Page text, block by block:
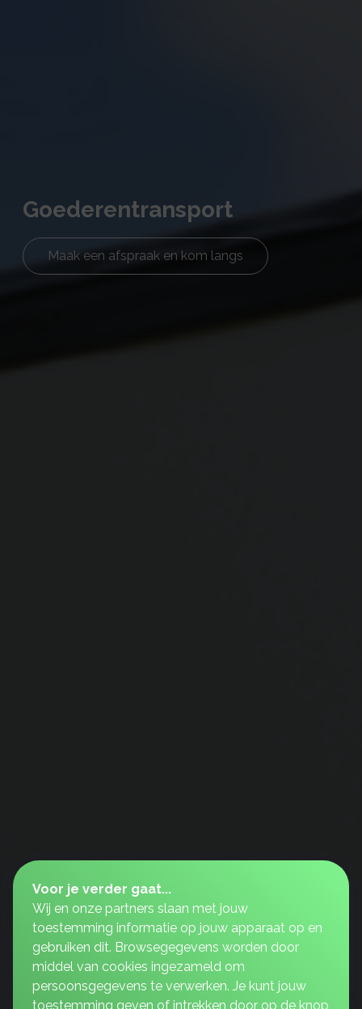
Goederentransport
Maak een afspraak en kom langs
Voor je verder gaat...
Wij en onze partners slaan met jouw
toestemming informatie op jouw apparaat op en
gebruiken dit. Browsegegevens worden door
middel van cookies ingezameld om
persoonsgegevens te verwerken. Je kunt jouw
toestemming geven of intrekken door op de knop